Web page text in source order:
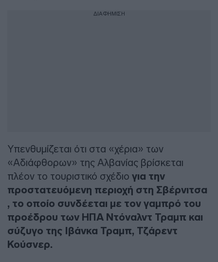
ΔΙΑΦΗΜΙΣΗ
Υπενθυμίζεται ότι στα «χέρια» των
«Αδιάφθορων» της Αλβανίας βρίσκεται
πλέον το τουριστικό σχέδιο για την
προστατευόμενη περιοχή στη Σβέρνιτσα
, το οποίο συνδέεται με τον γαμπρό του
προέδρου των ΗΠΑ Ντόναλντ Τραμπ και
σύζυγο της Ιβάνκα Τραμπ, Τζάρεντ
Κούσνερ.